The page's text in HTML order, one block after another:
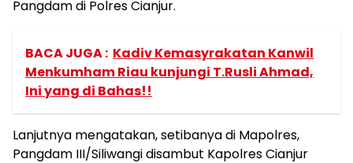
Pangdam di Polres Cianjur.
BACA JUGA : Kadiv Kemasyrakatan Kanwil
Menkumham Riau kunjungi T.Rusli Ahmad,
Ini yang di Bahas!!
Lanjutnya mengatakan, setibanya di Mapolres,
Pangdam III/Siliwangi disambut Kapolres Cianjur